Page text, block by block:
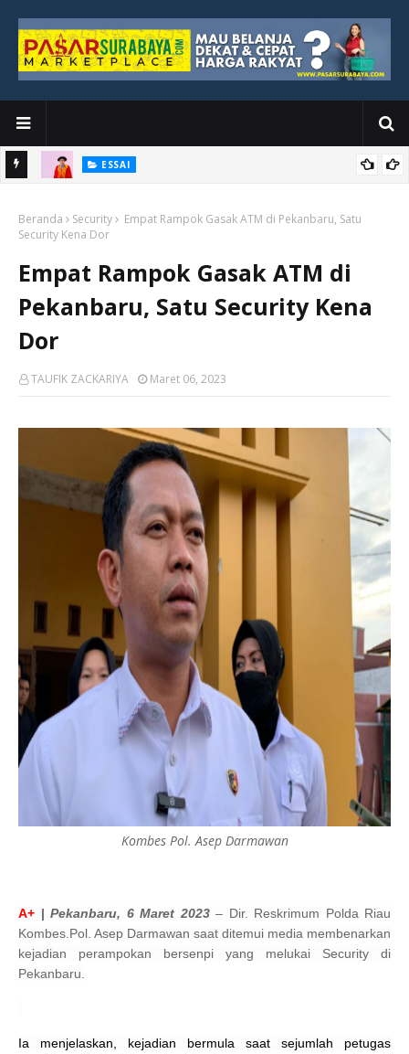
ESSAI
Tidak Berhenti di Panggung Wisuda
Beranda Security
Empat Rampok Gasak ATM di Pekanbaru, Satu
Security Kena Dor
Empat Rampok Gasak ATM di
Pekanbaru, Satu Security Kena
Dor
TAUFIK ZACKARIYA Maret 06, 2023
Kombes Pol. Asep Darmawan
A+ | Pekanbaru, 6 Maret 2023 – Dir. Reskrimum Polda Riau
Kombes.Pol. Asep Darmawan saat ditemui media membenarkan
kejadian perampokan bersenpi yang melukai Security di
Pekanbaru.
Ia menjelaskan, kejadian bermula saat sejumlah petugas